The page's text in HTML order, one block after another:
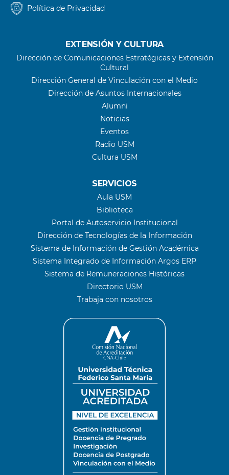
Política de Privacidad
EXTENSIÓN Y CULTURA
Dirección de Comunicaciones Estratégicas y Extensión
Cultural
Dirección General de Vinculación con el Medio
Dirección de Asuntos Internacionales
Alumni
Noticias
Eventos
Radio USM
Cultura USM
SERVICIOS
Aula USM
Biblioteca
Portal de Autoservicio Institucional
Dirección de Tecnologías de la Información
Sistema de Información de Gestión Académica
Sistema Integrado de Información Argos ERP
Sistema de Remuneraciones Históricas
Directorio USM
Trabaja con nosotros